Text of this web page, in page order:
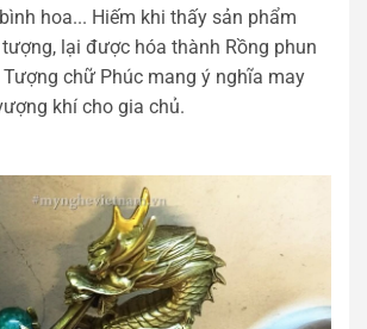
hoa... Hiếm khi thấy sản phẩm
lại được hóa thành Rồng phun
chữ Phúc mang ý nghĩa may
khí cho gia chủ.